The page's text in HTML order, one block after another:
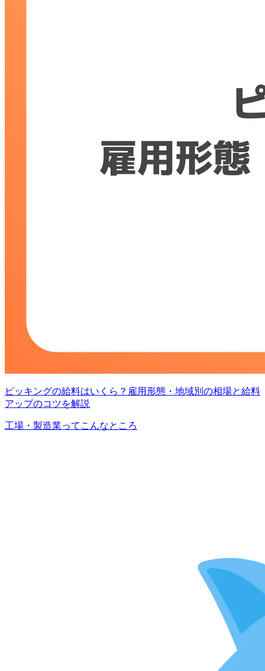
ピッキングの給料はいくら？雇用形態・地域別の相場と給料
アップのコツを解説
工場・製造業ってこんなところ